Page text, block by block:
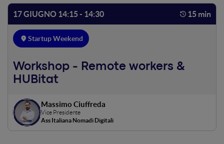
17 GIUGNO 14:15 - 14:30 15 min
Startup Weekend
Workshop - Remote workers &
HUBitat
Massimo Ciuffreda
Vice Presidente
Ass Italiana Nomadi Digitali